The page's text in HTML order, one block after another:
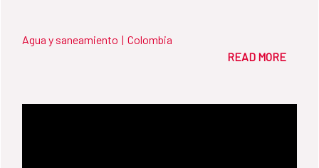
Agua y saneamiento | Colombia
READ MORE